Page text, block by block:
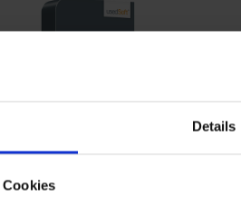
Details
CookiesExcel LTSC 2021 Volume